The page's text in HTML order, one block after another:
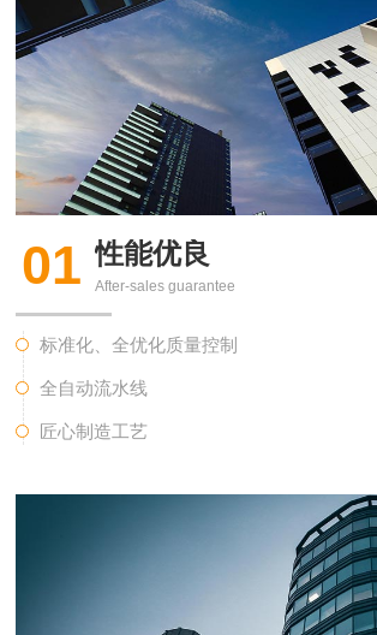
01 性能优良
After-sales guarantee
标准化、全优化质量控制
全自动流水线
匠心制造工艺